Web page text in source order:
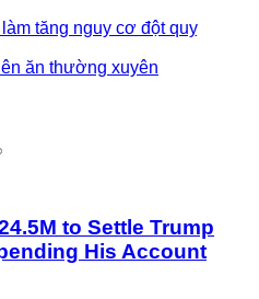
tăng nguy cơ đột quỵ
ăn thường xuyên
to Settle Trump
His Account